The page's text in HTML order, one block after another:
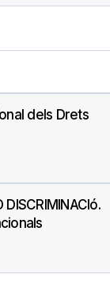
dels Drets